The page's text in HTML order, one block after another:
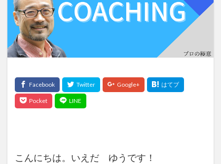
こんにちは。いえだ ゆうです！
検索